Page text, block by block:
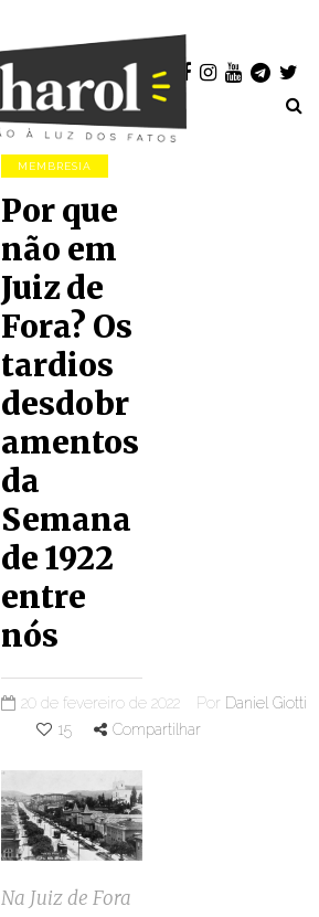
MEMBRESIA
Por que
não em
Juiz de
Fora? Os
tardios
desdobr
amentos
da
Semana
de 1922
entre
nós
20 de fevereiro de 2022 Por Daniel Giotti
15
Compartilhar
Na Juiz de Fora